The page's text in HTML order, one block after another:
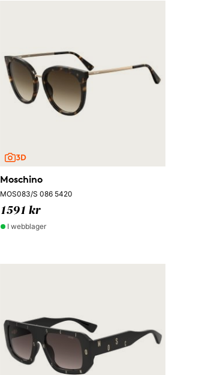
Moschino
MOS083/S 086 5420
1591 kr
I webblager